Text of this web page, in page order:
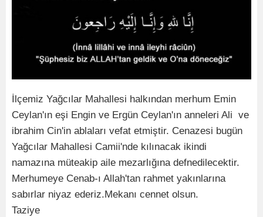
İlçemiz Yağcılar Mahallesi halkından merhum Emin
Ceylan'ın eşi Engin ve Ergün Ceylan'ın anneleri Ali ve
ibrahim Cin'in ablaları vefat etmiştir. Cenazesi bugün
Yağcılar Mahallesi Camii'nde kılınacak ikindi
namazına müteakip aile mezarlığına defnedilecektir.
Merhumeye Cenab-ı Allah'tan rahmet yakınlarına
sabırlar niyaz ederiz.Mekanı cennet olsun.
Taziye